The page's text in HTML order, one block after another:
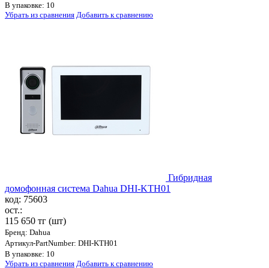
В упаковке: 10
Убрать из сравнения Добавить к сравнению
Гибридная
домофонная система Dahua DHI-KTH01
код: 75603
ост.:
115 650 тг (шт)
Бренд: Dahua
Артикул-PartNumber: DHI-KTH01
В упаковке: 10
Убрать из сравнения Добавить к сравнению